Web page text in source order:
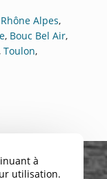
Rhône Alpes,
, Bouc Bel Air,
Toulon,
à
utilisation.